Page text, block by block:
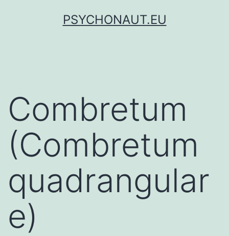
PSYCHONAUT.EU
Combretum
(Combretum
quadrangular
e)